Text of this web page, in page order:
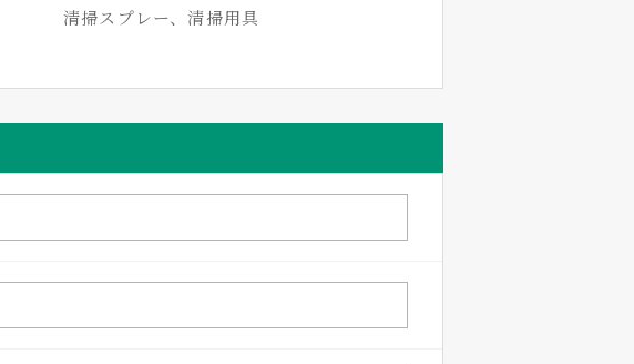
清掃スプレー、清掃用具